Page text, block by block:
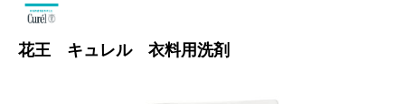
花王 キュレル 衣料用洗剤